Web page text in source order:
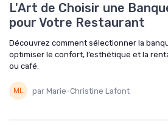
L'Art de Choisir une
pour Votre Restaurant
Découvrez comment sélectionner la
optimiser le confort, l’esthétique et la
ou café.
par Marie-Christine Lafont